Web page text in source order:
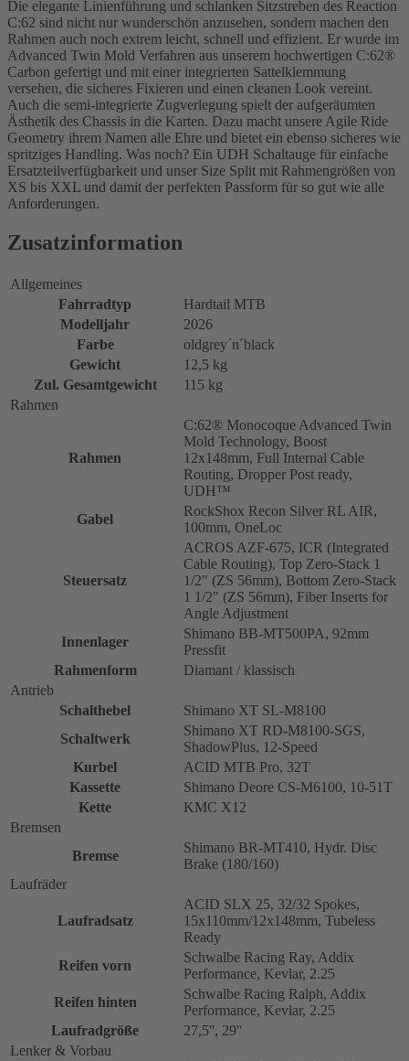
Die elegante Linienführung und schlanken Sitzstreben des Reaction
C:62 sind nicht nur wunderschön anzusehen, sondern machen den
Rahmen auch noch extrem leicht, schnell und effizient. Er wurde im
Advanced Twin Mold Verfahren aus unserem hochwertigen C:62®
Carbon gefertigt und mit einer integrierten Sattelklemmung
versehen, die sicheres Fixieren und einen cleanen Look vereint.
Auch die semi-integrierte Zugverlegung spielt der aufgeräumten
Ästhetik des Chassis in die Karten. Dazu macht unsere Agile Ride
Geometry ihrem Namen alle Ehre und bietet ein ebenso sicheres wie
spritziges Handling. Was noch? Ein UDH Schaltauge für einfache
Ersatzteilverfügbarkeit und unser Size Split mit Rahmengrößen von
XS bis XXL und damit der perfekten Passform für so gut wie alle
Anforderungen.
Zusatzinformation
Allgemeines
Fahrradtyp
Hardtail MTB
Modelljahr
2026
Farbe
oldgrey´n´black
Gewicht
12,5 kg
Zul. Gesamtgewicht
115 kg
Rahmen
Rahmen
C:62® Monocoque Advanced Twin
Mold Technology, Boost
12x148mm, Full Internal Cable
Routing, Dropper Post ready,
UDH™
Gabel
RockShox Recon Silver RL AIR,
100mm, OneLoc
Steuersatz
ACROS AZF-675, ICR (Integrated
Cable Routing), Top Zero-Stack 1
1/2" (ZS 56mm), Bottom Zero-Stack
1 1/2" (ZS 56mm), Fiber Inserts for
Angle Adjustment
Innenlager
Shimano BB-MT500PA, 92mm
Pressfit
Rahmenform
Diamant / klassisch
Antrieb
Schalthebel
Shimano XT SL-M8100
Schaltwerk
Shimano XT RD-M8100-SGS,
ShadowPlus, 12-Speed
Kurbel
ACID MTB Pro, 32T
Kassette
Shimano Deore CS-M6100, 10-51T
Kette
KMC X12
Bremsen
Bremse
Shimano BR-MT410, Hydr. Disc
Brake (180/160)
Laufräder
Laufradsatz
ACID SLX 25, 32/32 Spokes,
15x110mm/12x148mm, Tubeless
Ready
Reifen vorn
Schwalbe Racing Ray, Addix
Performance, Kevlar, 2.25
Reifen hinten
Schwalbe Racing Ralph, Addix
Performance, Kevlar, 2.25
Laufradgröße
27,5'', 29''
Lenker & Vorbau